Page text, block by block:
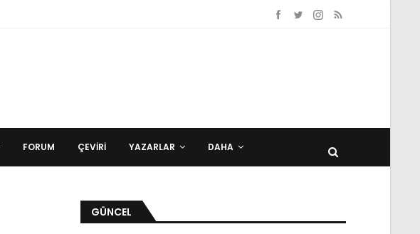
FORUM ÇEVIRI YAZARLAR DAHA
GÜNCEL